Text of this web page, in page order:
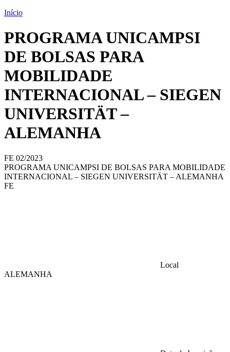
Início
PROGRAMA UNICAMPSI
DE BOLSAS PARA
MOBILIDADE
INTERNACIONAL – SIEGEN
UNIVERSITÄT –
ALEMANHA
FE 02/2023
PROGRAMA UNICAMPSI DE BOLSAS PARA MOBILIDADE
INTERNACIONAL – SIEGEN UNIVERSITÄT – ALEMANHA
FE
Local
ALEMANHA